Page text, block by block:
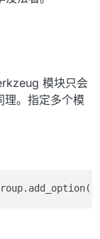
模块只会
理。指定多个模